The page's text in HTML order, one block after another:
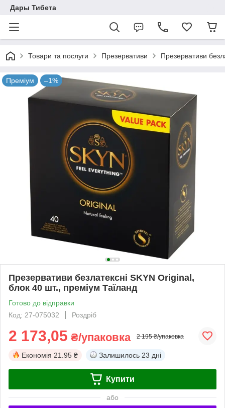
Дары Тибета
Товари та послуги Презервативи Презервативи
Преміум –1%
Презервативи безлатексні SKYN Original,
блок 40 шт., преміум Таїланд
Готово до відправки
Код: 27-075032
Роздріб
2 173,05 ₴/упаковка 2 195 ₴/упаковка
Економія 21.95 ₴ Залишилось 23 дні
Купити
або